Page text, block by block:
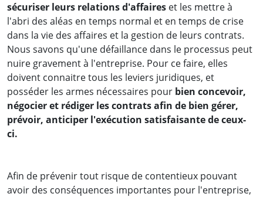
sécuriser leurs relations d'affaires et les mettre à
l'abri des aléas en temps normal et en temps de crise
dans la vie des affaires et la gestion de leurs contrats.
Nous savons qu'une défaillance dans le processus peut
nuire gravement à l'entreprise. Pour ce faire, elles
doivent connaitre tous les leviers juridiques, et
posséder les armes nécessaires pour bien concevoir,
négocier et rédiger les contrats afin de bien gérer,
prévoir, anticiper l'exécution satisfaisante de ceux-
ci.
Afin de prévenir tout risque de contentieux pouvant
avoir des conséquences importantes pour l'entreprise,